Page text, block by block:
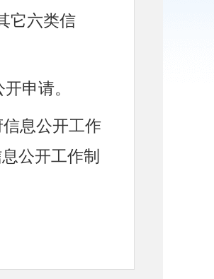
它六类信
申请。
息公开工作
公开工作制